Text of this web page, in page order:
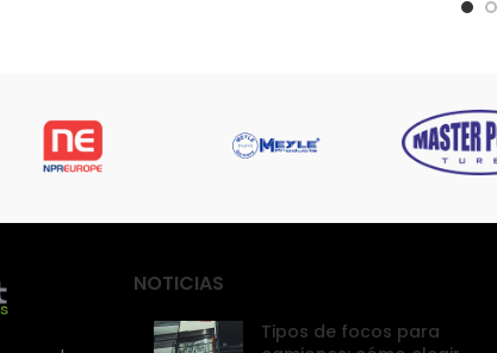
NOTICIAS
Tipos de focos para